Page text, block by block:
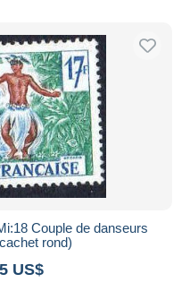
Couple de danseurs
rond)
US$